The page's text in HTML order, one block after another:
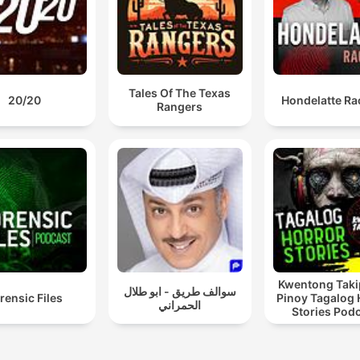
20/20
Tales Of The Texas
Rangers
Hondelatte
Files
سوالف طريق - ابو طلال
الحمراني
Kwentong
Pinoy Tagalog
Stories